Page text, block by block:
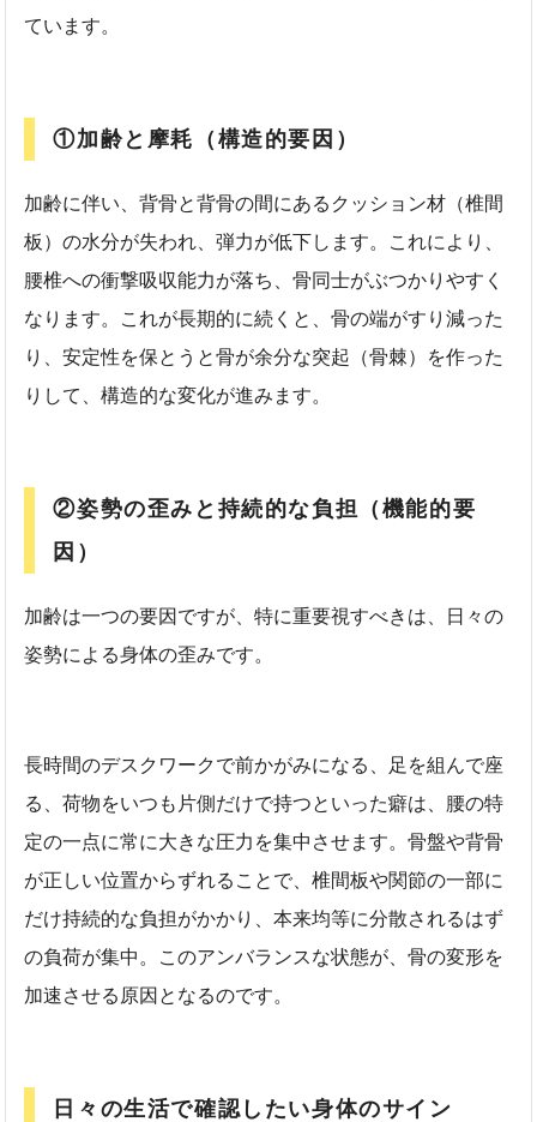
ています。
①加齢と摩耗（構造的要因）
加齢に伴い、背骨と背骨の間にあるクッション材（椎間
板）の水分が失われ、弾力が低下します。これにより、
腰椎への衝撃吸収能力が落ち、骨同士がぶつかりやすく
なります。これが長期的に続くと、骨の端がすり減った
り、安定性を保とうと骨が余分な突起（骨棘）を作った
りして、構造的な変化が進みます。
②姿勢の歪みと持続的な負担（機能的要
因）
加齢は一つの要因ですが、特に重要視すべきは、日々の
姿勢による身体の歪みです。
長時間のデスクワークで前かがみになる、足を組んで座
る、荷物をいつも片側だけで持つといった癖は、腰の特
定の一点に常に大きな圧力を集中させます。骨盤や背骨
が正しい位置からずれることで、椎間板や関節の一部に
だけ持続的な負担がかかり、本来均等に分散されるはず
の負荷が集中。このアンバランスな状態が、骨の変形を
加速させる原因となるのです。
日々の生活で確認したい身体のサイン